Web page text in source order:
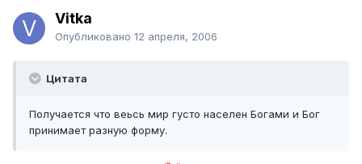
Vitka
Опубликовано 12 апреля, 2006
Цитата
Получается что веьсь мир густо населен Богами и Бог
принимает разную форму.